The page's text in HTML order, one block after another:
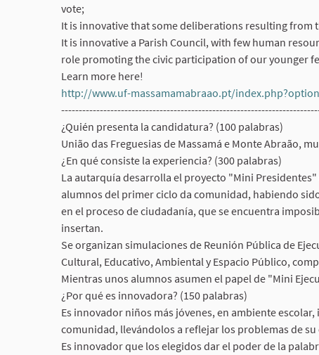
vote;
It is innovative that some deliberations resulting from
It is innovative a Parish Council, with few human
role promoting the civic participation of our younger
Learn more here!
http://www.uf-massamamabraao.pt/
¿Quién presenta la candidatura? (100 palabras)
União das Freguesias de Massamá e Monte Abraão,
¿En qué consiste la experiencia? (300 palabras)
La autarquía desarrolla el proyecto "Mini
alumnos del primer ciclo da comunidad, habiendo
en el proceso de ciudadanía, que se encuentra
insertan.
Se organizan simulaciones de Reunión Pública de
Cultural, Educativo, Ambiental y Espacio Público,
Mientras unos alumnos asumen el papel de "Mini
¿Por qué es innovadora? (150 palabras)
Es innovador niños más jóvenes, en ambiente
comunidad, llevándolos a reflejar los problemas de
Es innovador que los elegidos dar el poder de la